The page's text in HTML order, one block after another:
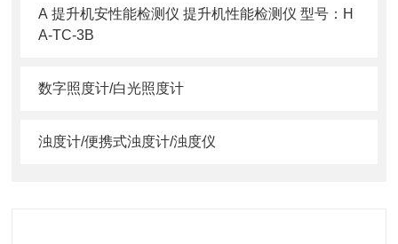
A 提升机安性能检测仪 提升机性能检测仪 型号：H
A-TC-3B
数字照度计/白光照度计
浊度计/便携式浊度计/浊度仪